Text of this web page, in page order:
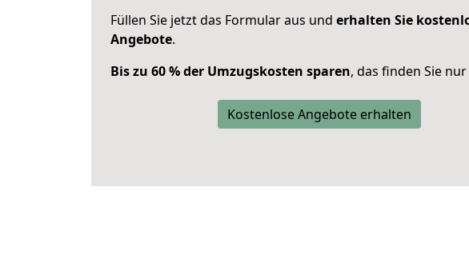
Füllen Sie jetzt das Formular aus und erhalten Sie
Angebote.
Bis zu 60 % der Umzugskosten sparen, das finden Sie
Kostenlose Angebote erhalten